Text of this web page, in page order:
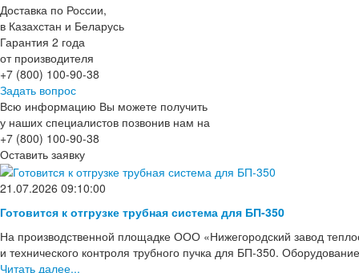
Доставка по России,
в Казахстан и Беларусь
Гарантия 2 года
от производителя
+7 (800) 100-90-38
Задать вопрос
Всю информацию Вы можете получить
у наших специалистов позвонив нам на
+7 (800) 100-90-38
Оставить заявку
21.07.2026 09:10:00
Готовится к отгрузке трубная система для БП-350
На производственной площадке ООО «Нижегородский завод
и технического контроля трубного пучка для БП-350.
Читать далее...